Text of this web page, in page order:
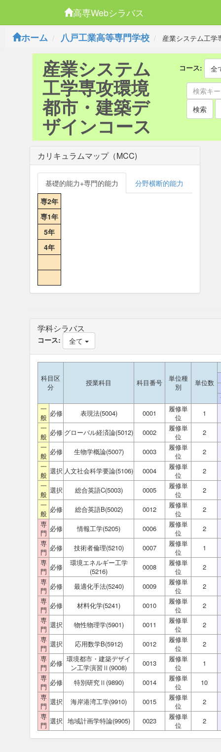
高専Webシラバス
ホーム
八戸工業高等専門学校 産業システム工学
産業システム
工学専攻環境
都市・建築デ
ザインコース
コース: 全
検索
カリキュラムマップ（MCC)
基礎的能力+専門的能力
分野横断的能力
専2年
専1年
5年
4年
学科シラバス
コース: 全て
科目区
分
授業科目 科目番号
単位種
別
単位数
一
般 必修 表現法(5004) 0001
履修単
位
1
一
般 必修 グローバル経済論(5012) 0002
履修単
位
2
一
般 必修 生物学概論(5007) 0003
履修単
位
2
一
般 選択 人文社会科学要論(5106) 0004
履修単
位
2
一
般 選択 総合英語C(5003) 0005
履修単
位
2
一
般 必修 総合英語B(5002) 0012
履修単
位
2
専
門 必修 情報工学(5205) 0006
履修単
位
2
専
門 必修 技術者倫理(5210) 0007
履修単
位
1
専
門 必修
環境エネルギー工学
(5216)
0008
履修単
位
2
専
門 必修 最適化手法(5240) 0009
履修単
位
2
専
門 必修 材料化学(5241) 0010
履修単
位
2
専
門 選択 物性物理学(5901) 0011
履修単
位
2
専
門 選択 応用数学B(5912) 0012
履修単
位
2
専
門 必修 環境都市・建築デザイ
ン工学演習Ⅱ(9008)
0013
履修単
位
1
専
門 必修 特別研究Ⅱ(9890) 0014
履修単
位
10
専
門 選択 海岸港湾工学(9910) 0015
履修単
位
2
専
門 選択 地域計画学特論(9905) 0023
履修単
位
2